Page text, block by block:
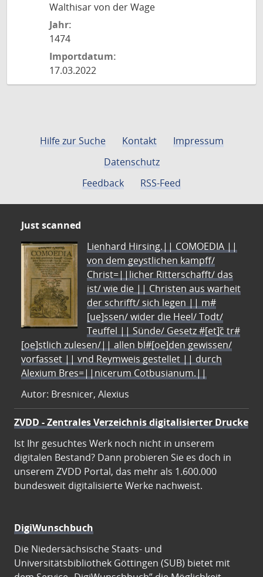
Walthisar von der Wage
Jahr:
1474
Importdatum:
17.03.2022
Hilfe zur Suche Kontakt
Impressum
Datenschutz
Feedback
RSS-Feed
Just scanned
Lienhard Hirsing.|| COMOEDIA ||
von dem geystlichen kampff/
Christ=||licher Ritterschafft/ das
ist/ wie die || Christen aus warheit
der schrifft/ sich legen || m#
[ue]ssen/ wider die Heel/ Todt/
Teuffel || Sünde/ Gesetz #[et]c̃ tr#
[oe]stlich zulesen/|| allen bl#[oe]den gewissen/
vorfasset || vnd Reymweis gestellet || durch
Alexium Bres=||nicerum Cotbusianum.||
Autor: Bresnicer, Alexius
ZVDD - Zentrales Verzeichnis digitalisierter Drucke
Ist Ihr gesuchtes Werk noch nicht in unserem
digitalen Bestand? Dann probieren Sie es doch in
unserem ZVDD Portal, das mehr als 1.600.000
bundesweit digitalisierte Werke nachweist.
DigiWunschbuch
Die Niedersächsische Staats- und
Universitätsbibliothek Göttingen (SUB) bietet mit